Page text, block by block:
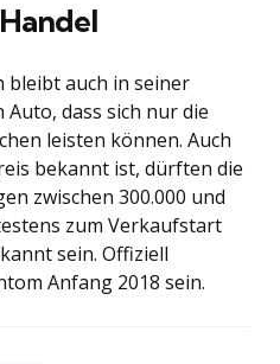
bleibt auch in seiner
dass sich nur die
leisten können. Auch
bekannt ist, dürften die
zwischen 300.000 und
zum Verkaufstart
sein. Offiziell
Anfang 2018 sein.